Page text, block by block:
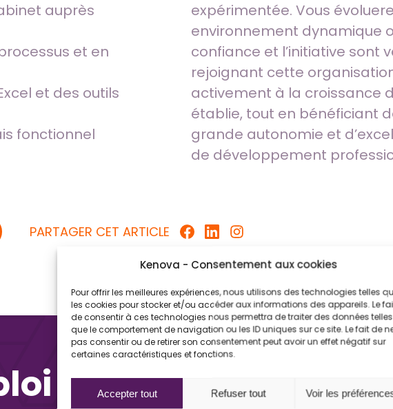
Kenova - Consentement aux cookies
Pour offrir les meilleures expériences, nous utilisons des technologies telles
les cookies pour stocker et/ou accéder aux informations des appareils. Le
de consentir à ces technologies nous permettra de traiter des données telles
que le comportement de navigation ou les ID uniques sur ce site. Le fait de
pas consentir ou de retirer son consentement peut avoir un effet négatif sur
certaines caractéristiques et fonctions.
Accepter tout Refuser tout Voir les
auprès
et en
et des outils
fonctionnel
expérimentée. Vous
environnement dynamique
confiance et l’initiative sont
rejoignant cette
activement à la croissance
établie, tout en bénéficiant
grande autonomie et
de développement
PARTAGER CET ARTICLE